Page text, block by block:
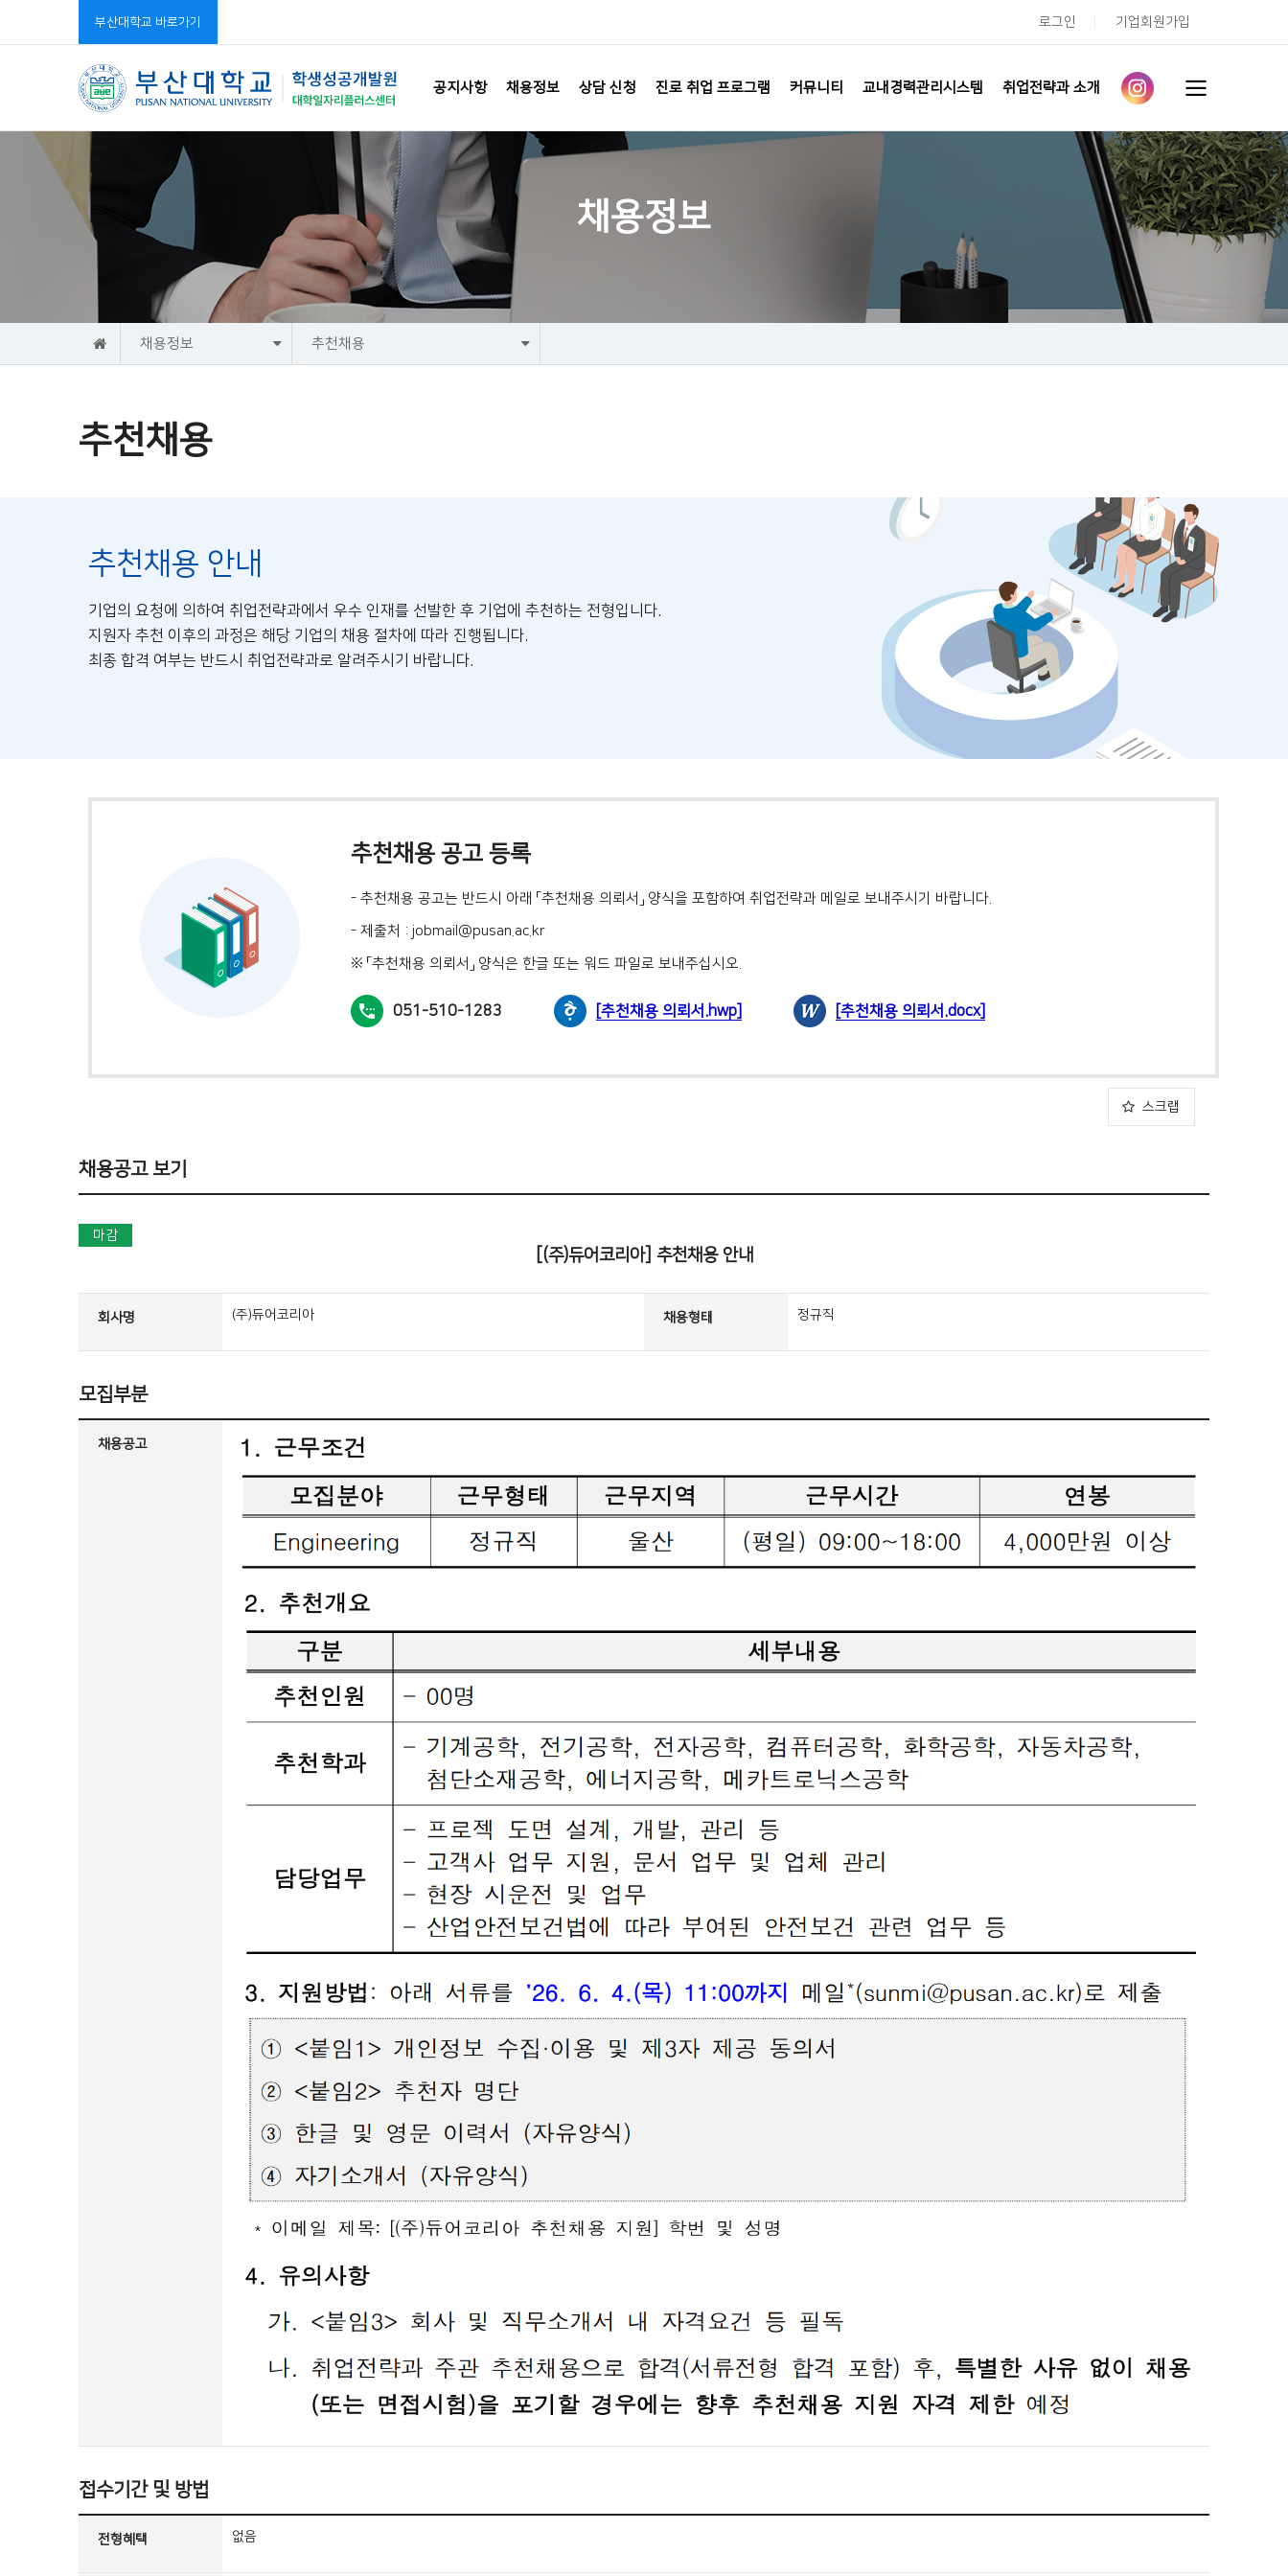
부산대학교 바로가기 로그인 기업회원가입
공지사항 채용정보 상담 신청 진로 취업 프로그램 커뮤니티 교내경력관리시스템 취업전략과 소개
채용정보
홈 채용정보 추천채용
추천채용
추천채용 안내
기업의 요청에 의하여 취업전략과에서 우수 인재를 선발한 후 기업에 추천하는 전형입니다.
지원자 추천 이후의 과정은 해당 기업의 채용 절차에 따라 진행됩니다.
최종 합격 여부는 반드시 취업전략과로 알려주시기 바랍니다.
추천채용 공고 등록
- 추천채용 공고는 반드시 아래 「추천채용 의뢰서」 양식을 포함하여 취업전략과 메일로 보내주시기 바랍니다.
- 제출처 : jobmail@pusan.ac.kr
※ 「추천채용 의뢰서」 양식은 한글 또는 워드 파일로 보내주십시오.
051-510-1283 [추천채용 의뢰서.hwp] [추천채용 의뢰서.docx]
스크랩
채용공고 보기
마감
[(주)듀어코리아] 추천채용 안내
회사명 (주)듀어코리아 채용형태 정규직
모집부분
채용공고
접수기간 및 방법
전형혜택 없음